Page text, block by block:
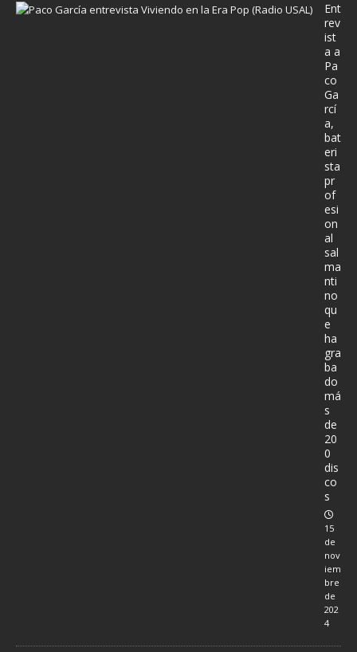
Ent
rev
ist
a a
Pa
co
Ga
rcí
a,
bat
eri
sta
pr
of
esi
on
al
sal
ma
nti
no
qu
e
ha
gra
ba
do
má
s
de
20
0
dis
co
s
15
de
nov
iem
bre
de
202
4